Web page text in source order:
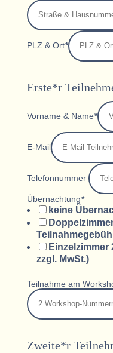
PLZ & Ort*
Erste*r
Vorname & Name*
E-Mail
Telefonnummer
Übernachtung*
keine
Einzelzimmer
zzgl. MwSt.)
Teilnahme am
Zweite*r